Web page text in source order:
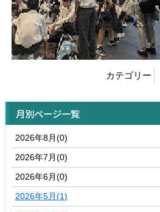
カテゴリー
月別ページ一覧
2026年8月(0)
2026年7月(0)
2026年6月(0)
2026年5月(1)